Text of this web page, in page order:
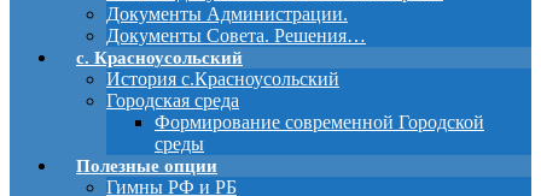
Документы Администрации.
Документы Совета. Решения…
с. Красноусольский
История с.Красноусольский
Городская среда
Формирование современной Городской
среды
Полезные опции
Гимны РФ и РБ